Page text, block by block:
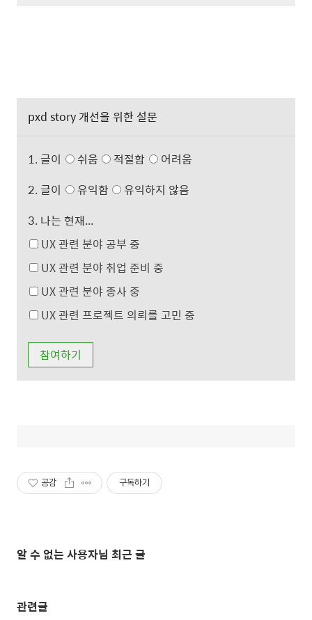
pxd story 개선을 위한 설문
1. 글이 쉬움 적절함
어려움
2. 글이
유익함
유익하지 않음
3. 나는 현재...
UX 관련 분야 공부 중
UX 관련 분야 취업 준비 중
UX 관련 분야 종사 중
UX 관련 프로젝트 의뢰를 고민 중
공감 구독하기
알 수 없는 사용자님 최근 글
관련글